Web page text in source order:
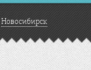
Новосибирск